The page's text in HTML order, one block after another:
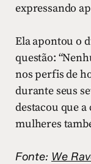
expressando
Ela apontou o
questão:
nos perfis de
durante seus
destacou que a
mulheres
Fonte: We